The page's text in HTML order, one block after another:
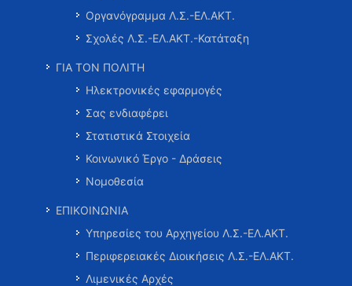
Οργανόγραμμα Λ.Σ.-ΕΛ.ΑΚΤ.
Σχολές Λ.Σ.-ΕΛ.ΑΚΤ.-Κατάταξη
ΓΙΑ ΤΟΝ ΠΟΛΙΤΗ
Ηλεκτρονικές εφαρμογές
Σας ενδιαφέρει
Στατιστικά Στοιχεία
Κοινωνικό Έργο - Δράσεις
Νομοθεσία
ΕΠΙΚΟΙΝΩΝΙΑ
Υπηρεσίες του Αρχηγείου Λ.Σ.-ΕΛ.ΑΚΤ.
Περιφερειακές Διοικήσεις Λ.Σ.-ΕΛ.ΑΚΤ.
Λιμενικές Αρχές